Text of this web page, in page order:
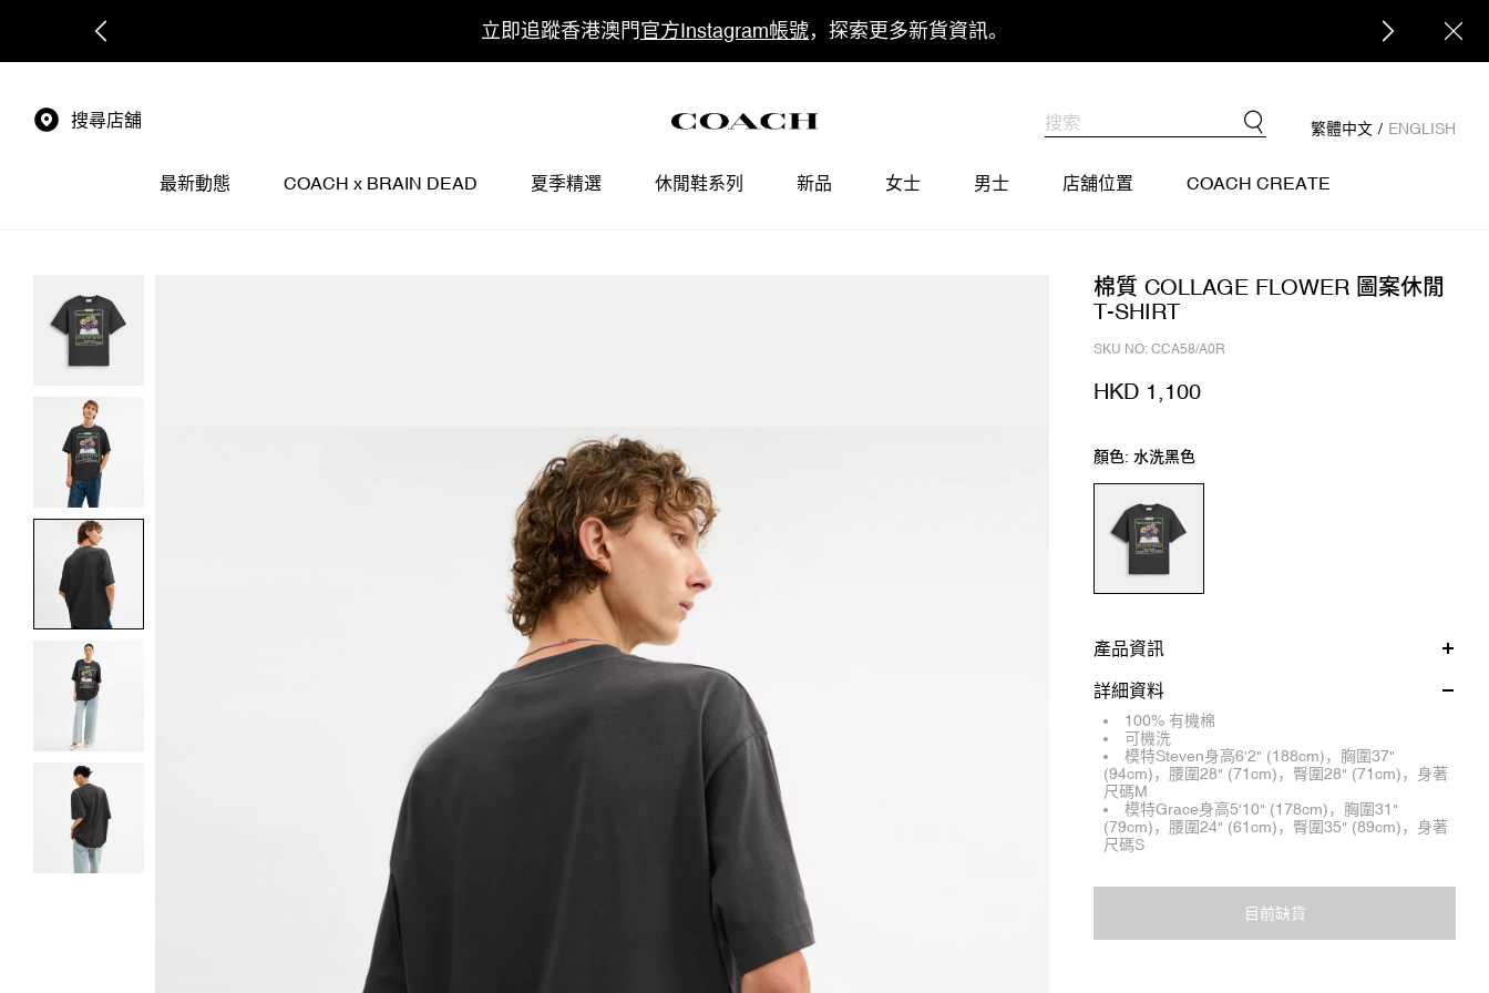
立即追蹤香港澳門官方Instagram帳號，探索更多新貨資訊。
搜尋店舖 繁體中文 / ENGLISH
最新動態 COACH x BRAIN DEAD 夏季精選 休閒鞋系列 新品 女士 男士 店舖位置 COACH CREATE
棉質 COLLAGE FLOWER 圖案休閒
T-SHIRT
SKU NO: CCA58/A0R
HKD 1,100
顏色: 水洗黑色
產品資訊
詳細資料
100% 有機棉
可機洗
模特Steven身高6'2" (188cm)，胸圍37"
(94cm)，腰圍28" (71cm)，臀圍28" (71cm)，身著
尺碼M
模特Grace身高5'10" (178cm)，胸圍31"
(79cm)，腰圍24" (61cm)，臀圍35" (89cm)，身著
尺碼S
目前缺貨